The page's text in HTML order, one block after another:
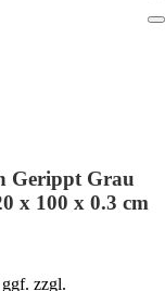
Gerippt Grau
x 100 x 0.3 cm
zzgl.